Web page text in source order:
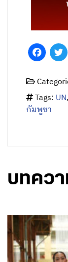
Tags: UN,
กัมพูชา
บทควา